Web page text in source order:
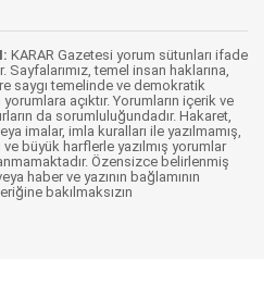
KARAR Gazetesi yorum sütunları ifade
Sayfalarımız, temel insan haklarına,
saygı temelinde ve demokratik
açıktır. Yorumların içerik ve
da sorumluluğundadır. Hakaret,
imalar, imla kuralları ile yazılmamış,
büyük harflerle yazılmış yorumlar
Özensizce belirlenmiş
haber ve yazının bağlamının
bakılmaksızın